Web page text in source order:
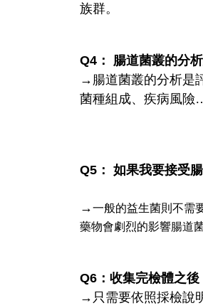
族群。
Q4： 腸道菌叢的分
→腸道菌叢的分析是
菌種組成、疾病風險
Q5： 如果我要接受
→一般的益生菌則不需
藥物會劇烈的影響腸道
Q6：收集完檢體之
→只需要依照採檢說